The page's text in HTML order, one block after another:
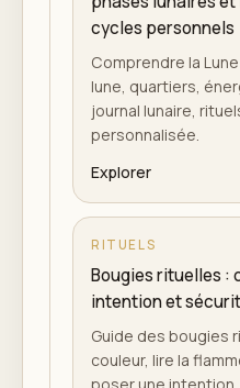
cycles personnels
Comprendre la
lune, quartiers,
journal lunaire,
personnalisée.
Explorer
RITUELS
Bougies rituelles :
intention et
Guide des bougies
couleur, lire la